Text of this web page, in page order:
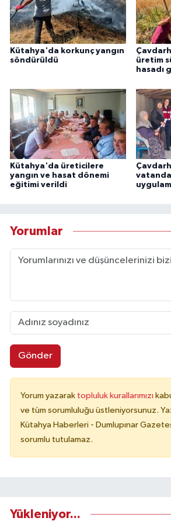
Kütahya'da korkunç yangın
söndürüldü
üretim
hasadı
Kütahya'da üreticilere
yangın ve hasat dönemi
eğitimi verildi
Yorumlar
Gönder
Yorum yazarak topluluk kurallarımızı
ve tüm sorumluluğu üstleniyorsunuz.
Kütahya Haberleri - Dumlupınar
sorumlu tutulamaz.
Yükleniyor...